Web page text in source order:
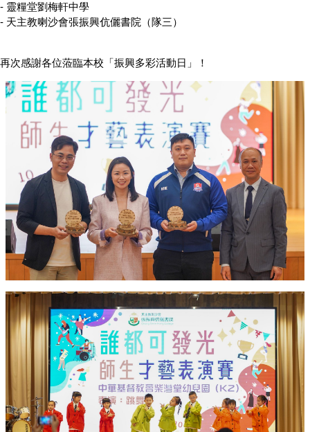
- ⁠靈糧堂劉梅軒中學
- ⁠天主教喇沙會張振興伉儷書院（隊三）
再次感謝各位蒞臨本校「振興多彩活動日」！